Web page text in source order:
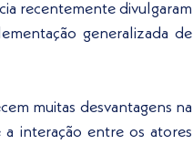
recentemente divulgaram
muitas desvantagens na
interação entre os atores